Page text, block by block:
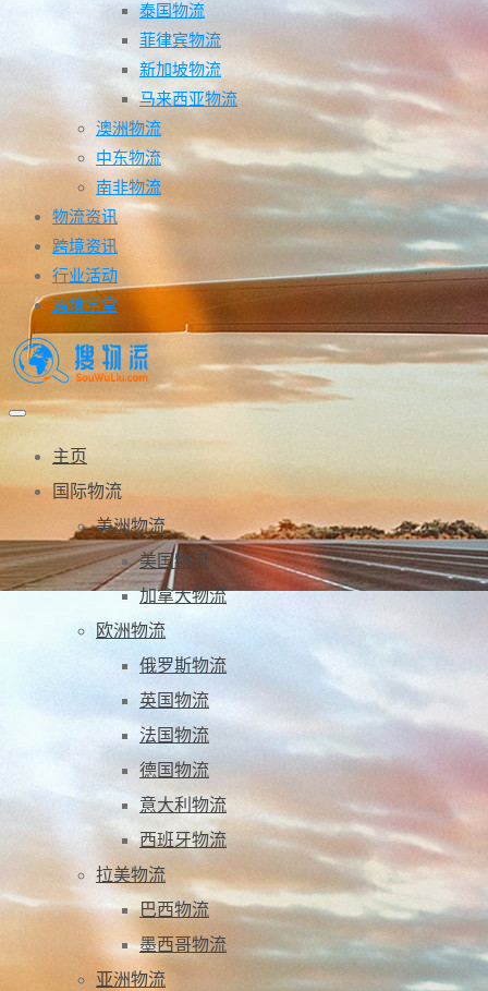
泰国物流
菲律宾物流
新加坡物流
马来西亚物流
澳洲物流
中东物流
南非物流
物流资讯
跨境资讯
行业活动
跨境学堂
主页
国际物流
美洲物流
美国物流
加拿大物流
欧洲物流
俄罗斯物流
英国物流
法国物流
德国物流
意大利物流
西班牙物流
拉美物流
巴西物流
墨西哥物流
亚洲物流